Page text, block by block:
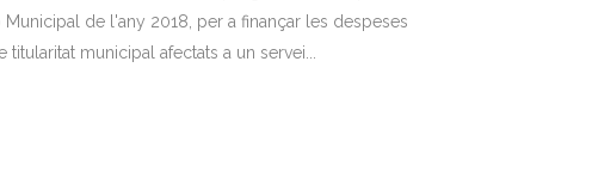
de l'any 2018, per a finançar les despeses
municipal afectats a un servei...